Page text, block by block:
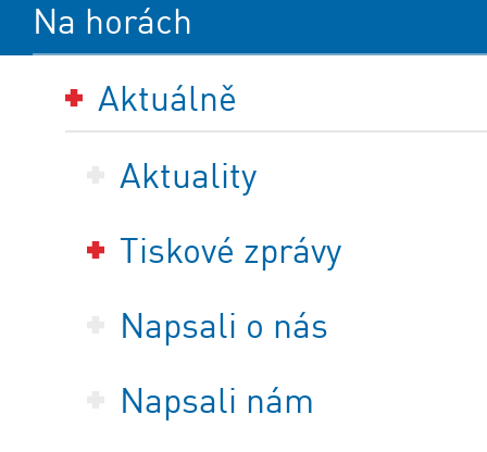
Na horách
Aktuálně
Aktuality
Tiskové zprávy
Napsali o nás
Napsali nám